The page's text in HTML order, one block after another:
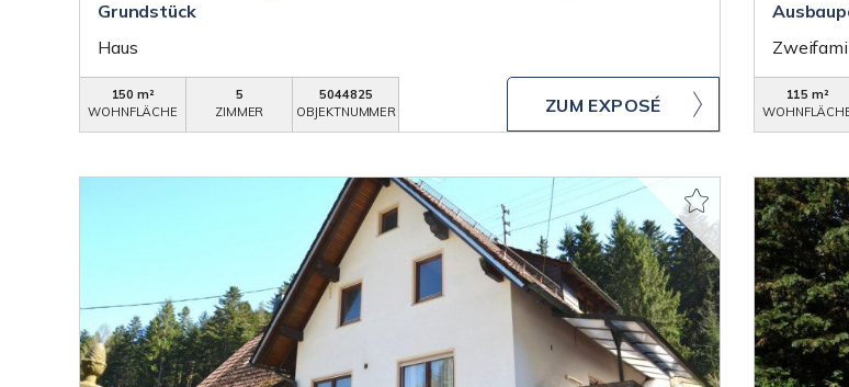
Grundstück
Haus
150 m²
WOHNFLÄCHE
5
ZIMMER
5044825
OBJEKTNUMMER
ZUM EXPOSÉ
115 m²